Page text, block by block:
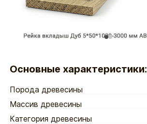
Основные характеристики:
Порода древесины
Массив древесины
Категория древесины